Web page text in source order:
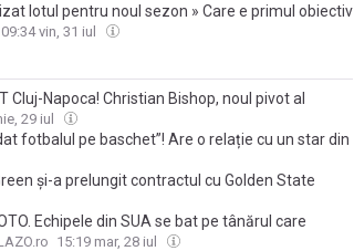
lotul pentru noul sezon » Care e primul obiectiv
09:34 vin, 31 iul
Napoca! Christian Bishop, noul pivot al
29 iul
fotbalul pe baschet”! Are o relație cu un star din
și-a prelungit contractul cu Golden State
Echipele din SUA se bat pe tânărul care
15:19 mar, 28 iul